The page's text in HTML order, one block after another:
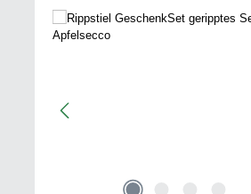
Bildergalerie überspringen